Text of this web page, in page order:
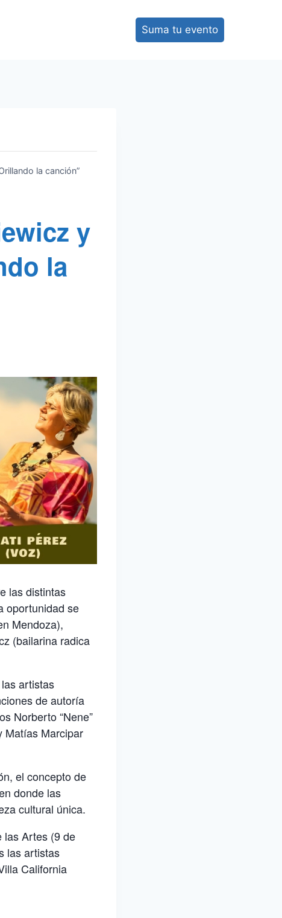
Suma tu evento
la canción”
y
la
las distintas
oportunidad se
Mendoza),
(bailarina radica
artistas
de autoría
Norberto “Nene”
Matías Marcipar
el concepto de
donde las
cultural única.
las Artes (9 de
las artistas
California